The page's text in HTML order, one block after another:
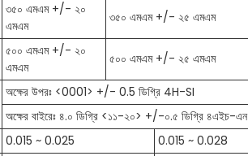
৩৫০ এমএম +/- ২০
এমএম
৩৫০ এমএম +/- ২৫ এমএম
৫০০ এমএম +/- ২০
এমএম
৫০০ এমএম +/- ২৫ এমএম
অক্ষের উপরঃ <0001> +/- 0.5 ডিগ্রি 4H-SI
অক্ষের বাইরেঃ ৪.০ ডিগ্রি <১১-২০> +/-০.৫ ডিগ্রি ৪এইচ-এন
0.015 ~ 0.025
0.015 ~ 0.028